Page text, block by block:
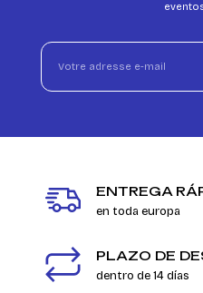
ENTREGA
en toda europa
PLAZO DE
dentro de 14 días